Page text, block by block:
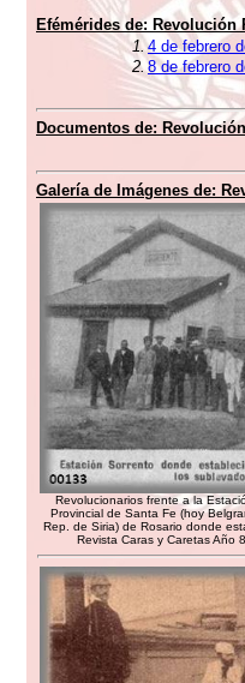
Efémérides de: Revolución
1. 4 de febrero
2.8 de febrero
Documentos de:
Galería de Imágenes de:
Revolucionarios frente a la
Provincial de Santa Fe (hoy
Rep. de Siria) de Rosario donde
Revista Caras y Caretas Año